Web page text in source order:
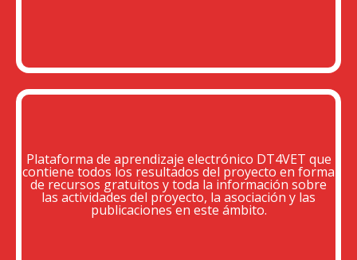
Plataforma de aprendizaje electrónico DT4VET que
contiene todos los resultados del proyecto en forma
de recursos gratuitos y toda la información sobre
las actividades del proyecto, la asociación y las
publicaciones en este ámbito.